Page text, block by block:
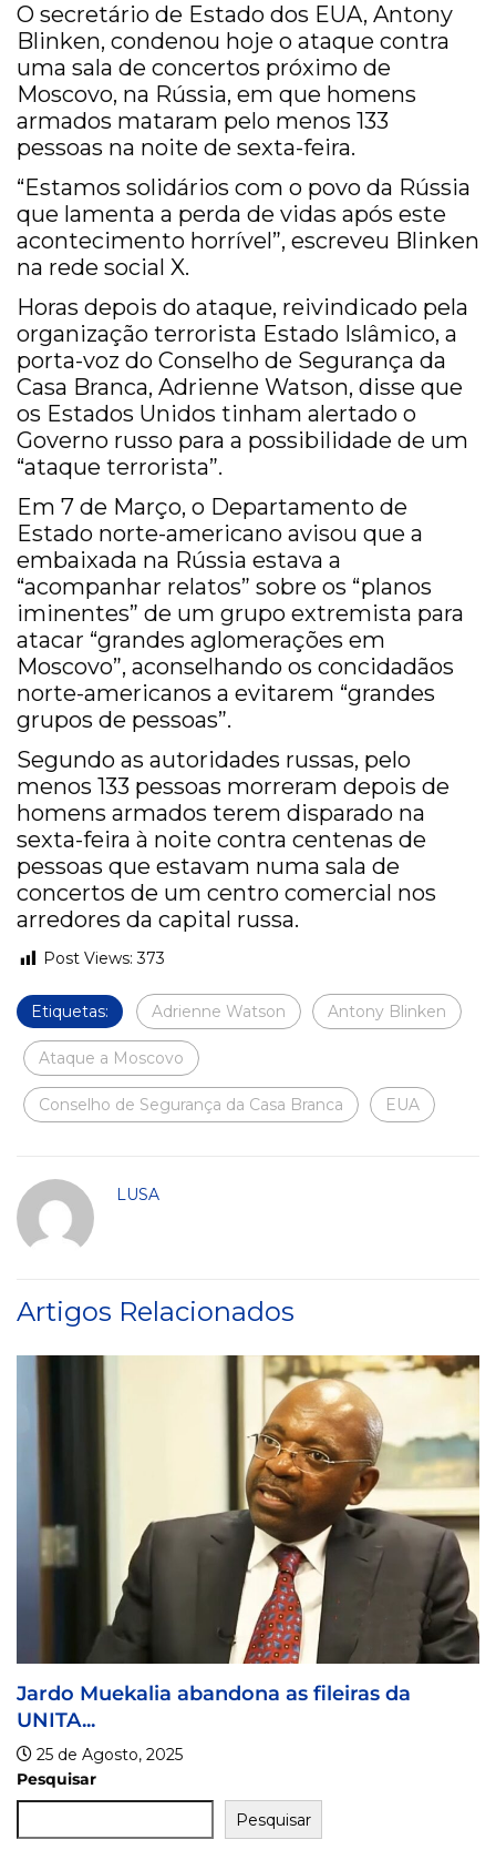
O secretário de Estado dos EUA, Antony
Blinken, condenou hoje o ataque contra
uma sala de concertos próximo de
Moscovo, na Rússia, em que homens
armados mataram pelo menos 133
pessoas na noite de sexta-feira.
“Estamos solidários com o povo da Rússia
que lamenta a perda de vidas após este
acontecimento horrível”, escreveu Blinken
na rede social X.
Horas depois do ataque, reivindicado pela
organização terrorista Estado Islâmico, a
porta-voz do Conselho de Segurança da
Casa Branca, Adrienne Watson, disse que
os Estados Unidos tinham alertado o
Governo russo para a possibilidade de um
“ataque terrorista”.
Em 7 de Março, o Departamento de
Estado norte-americano avisou que a
embaixada na Rússia estava a
“acompanhar relatos” sobre os “planos
iminentes” de um grupo extremista para
atacar “grandes aglomerações em
Moscovo”, aconselhando os concidadãos
norte-americanos a evitarem “grandes
grupos de pessoas”.
Segundo as autoridades russas, pelo
menos 133 pessoas morreram depois de
homens armados terem disparado na
sexta-feira à noite contra centenas de
pessoas que estavam numa sala de
concertos de um centro comercial nos
arredores da capital russa.
Post Views: 373
Etiquetas: Adrienne Watson Antony Blinken
Ataque a Moscovo
Conselho de Segurança da Casa Branca EUA
LUSA
Artigos Relacionados
Muekalia abandona as fileiras da
25 de Agosto, 2025
Pesquisar
Pesquisar